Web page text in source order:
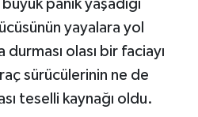
panik yaşadığı
yayalara yol
olası bir faciayı
sürücülerinin ne de
teselli kaynağı oldu.